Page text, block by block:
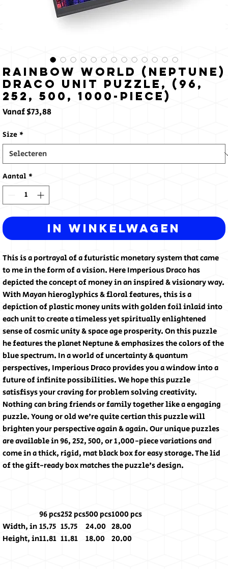
Rainbow World (Neptune)
Draco Unit Puzzle, (96,
252, 500, 1000-Piece)
Vanaf$73,88Verkoopprijs
Size *
Aantal *
In winkelwagen
This is a portrayal of a futuristic monetary system that came
to me in the form of a vision. Here Imperious Draco has
depicted the concept of money in an inspired & visionary way.
With Mayan hieroglyphics & floral features, this is a
depiction of plastic money units with golden foil inlaid into
each unit to create a timeless yet spiritually enlightened
sense of cosmic unity & space age prosperity. On this puzzle
he features the planet Neptune & emphasizes the colors of the
blue spectrum. In a world of uncertainty & quantum
perspectives, Imperious Draco provides you a window into a
future of infinite possibilities. We hope this puzzle
satisfisys your craving for problem solving creativity.
Nothing can bring friends or family together like a engaging
puzzle. Young or old we're quite certian this puzzle will
brighten your perspective again & again. Our unique puzzles
are available in 96, 252, 500, or 1,000-piece variations and
come in a thick, rigid, mat black box for easy storage. The lid
of the gift-ready box matches the puzzle's design.
96 pcs252 pcs500 pcs1000 pcs
Width, in15.75 15.75 24.00 28.00
Height, in11.81 11.81 18.00 20.00